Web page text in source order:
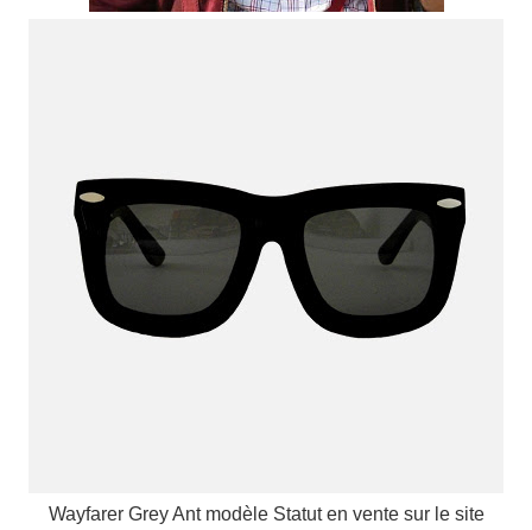
Wayfarer Grey Ant modèle Statut en vente sur le site